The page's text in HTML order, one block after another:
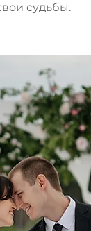
судьбы.